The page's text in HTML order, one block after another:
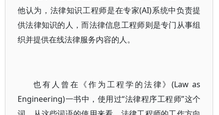
他认为，法律知识工程师是在专家(AI)系统中负责提
供法律知识的人，而法律信息工程师则是专门从事组
织并提供在线法律服务内容的人。
也有人曾在《作为工程学的法律》(Law as
Engineering)一书中，使用过“法律程序工程师”这个